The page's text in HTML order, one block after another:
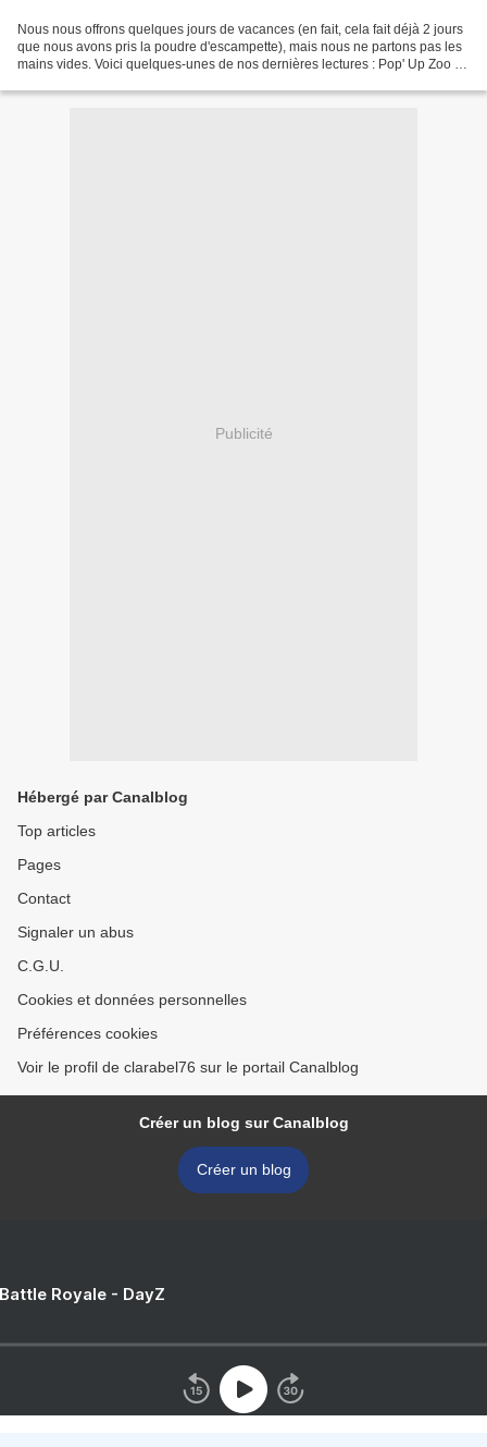
Nous nous offrons quelques jours de vacances (en fait, cela fait déjà 2 jours
que nous avons pris la poudre d'escampette), mais nous ne partons pas les
mains vides. Voici quelques-unes de nos dernières lectures : Pop' Up Zoo de
Publicité
Hébergé par Canalblog
Top articles
Pages
Contact
Signaler un abus
C.G.U.
Cookies et données personnelles
Préférences cookies
Voir le profil de clarabel76 sur le portail Canalblog
Créer un blog sur Canalblog
Créer un blog
Royale - DayZ